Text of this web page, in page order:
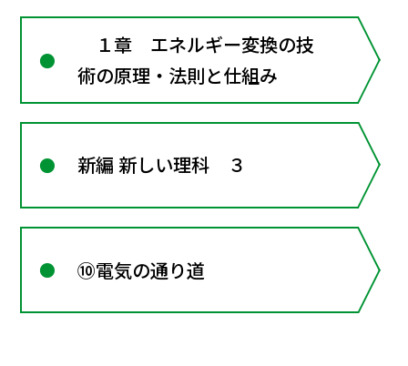
１章 エネルギー変換の技
術の原理・法則と仕組み
新編 新しい理科 ３
⑩電気の通り道